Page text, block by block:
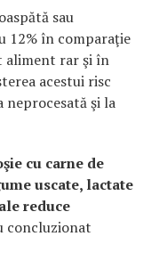
sau
12% în comparaţie
aliment rar şi în
acestui risc
neprocesată şi la
cu carne de
uscate, lactate
reduce
concluzionat